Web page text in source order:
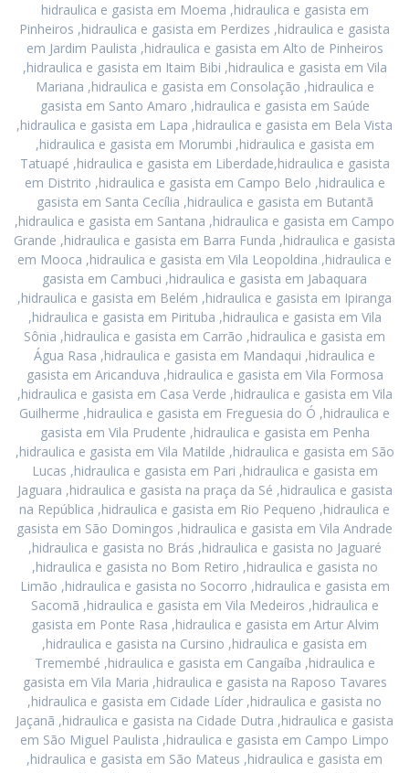
hidraulica e gasista em Moema ,hidraulica e gasista em
Pinheiros ,hidraulica e gasista em Perdizes ,hidraulica e gasista
em Jardim Paulista ,hidraulica e gasista em Alto de Pinheiros
,hidraulica e gasista em Itaim Bibi ,hidraulica e gasista em Vila
Mariana ,hidraulica e gasista em Consolação ,hidraulica e
gasista em Santo Amaro ,hidraulica e gasista em Saúde
,hidraulica e gasista em Lapa ,hidraulica e gasista em Bela Vista
,hidraulica e gasista em Morumbi ,hidraulica e gasista em
Tatuapé ,hidraulica e gasista em Liberdade,hidraulica e gasista
em Distrito ,hidraulica e gasista em Campo Belo ,hidraulica e
gasista em Santa Cecília ,hidraulica e gasista em Butantã
,hidraulica e gasista em Santana ,hidraulica e gasista em Campo
Grande ,hidraulica e gasista em Barra Funda ,hidraulica e gasista
em Mooca ,hidraulica e gasista em Vila Leopoldina ,hidraulica e
gasista em Cambuci ,hidraulica e gasista em Jabaquara
,hidraulica e gasista em Belém ,hidraulica e gasista em Ipiranga
,hidraulica e gasista em Pirituba ,hidraulica e gasista em Vila
Sônia ,hidraulica e gasista em Carrão ,hidraulica e gasista em
Água Rasa ,hidraulica e gasista em Mandaqui ,hidraulica e
gasista em Aricanduva ,hidraulica e gasista em Vila Formosa
,hidraulica e gasista em Casa Verde ,hidraulica e gasista em Vila
Guilherme ,hidraulica e gasista em Freguesia do Ó ,hidraulica e
gasista em Vila Prudente ,hidraulica e gasista em Penha
,hidraulica e gasista em Vila Matilde ,hidraulica e gasista em São
Lucas ,hidraulica e gasista em Pari ,hidraulica e gasista em
Jaguara ,hidraulica e gasista na praça da Sé ,hidraulica e gasista
na República ,hidraulica e gasista em Rio Pequeno ,hidraulica e
gasista em São Domingos ,hidraulica e gasista em Vila Andrade
,hidraulica e gasista no Brás ,hidraulica e gasista no Jaguaré
,hidraulica e gasista no Bom Retiro ,hidraulica e gasista no
Limão ,hidraulica e gasista no Socorro ,hidraulica e gasista em
Sacomã ,hidraulica e gasista em Vila Medeiros ,hidraulica e
gasista em Ponte Rasa ,hidraulica e gasista em Artur Alvim
,hidraulica e gasista na Cursino ,hidraulica e gasista em
Tremembé ,hidraulica e gasista em Cangaíba ,hidraulica e
gasista em Vila Maria ,hidraulica e gasista na Raposo Tavares
,hidraulica e gasista em Cidade Líder ,hidraulica e gasista no
Jaçanã ,hidraulica e gasista na Cidade Dutra ,hidraulica e gasista
em São Miguel Paulista ,hidraulica e gasista em Campo Limpo
,hidraulica e gasista em São Mateus ,hidraulica e gasista em